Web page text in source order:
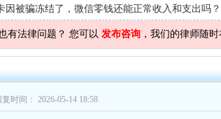
孙术校律师对房产交易问题 的回复获得
孙术校律师对我是男方，离婚了，孩子
孙术校律师对夫妻共同财产假如妻子转
孙术校律师对民事诉讼法院指定的举证
因被骗冻结了，微信零钱还能正常收入和支出吗？
有法律问题？ 您可以 发布咨询 ，我们的律师随
复时间： 2026-05-14 18:58